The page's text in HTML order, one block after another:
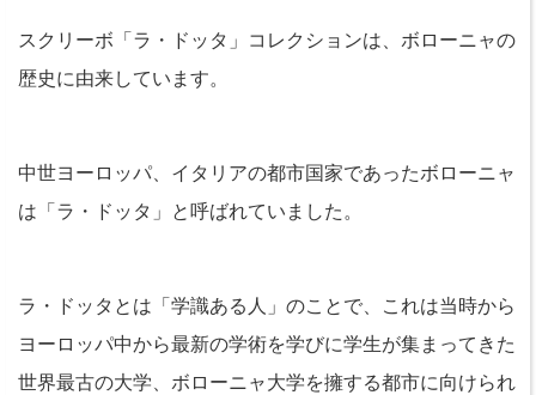
スクリーボ「ラ・ドッタ」コレクションは、ボローニャの
歴史に由来しています。
中世ヨーロッパ、イタリアの都市国家であったボローニャ
は「ラ・ドッタ」と呼ばれていました。
ラ・ドッタとは「学識ある人」のことで、これは当時から
ヨーロッパ中から最新の学術を学びに学生が集まってきた
世界最古の大学、ボローニャ大学を擁する都市に向けられ